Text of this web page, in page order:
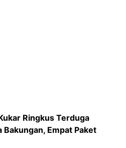
Ringkus Terduga
Bakungan, Empat Paket